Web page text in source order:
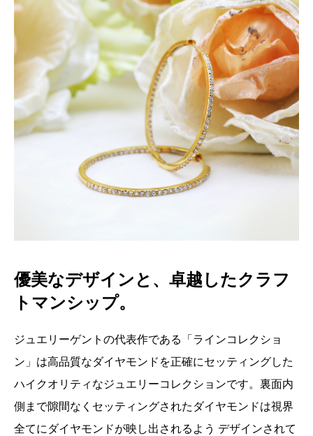
優美なデザインと、卓越したクラフ
トマンシップ。
ジュエリーゲントの代表作である「ラインコレクショ
ン」は高品質なダイヤモンドを正確にセッティングした
ハイクオリティなジュエリーコレクションです。裏面内
側まで隙間なくセッティングされたダイヤモンドは視界
全てにダイヤモンドが映し出されるよう デザインされて